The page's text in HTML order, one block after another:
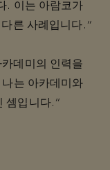
. 이는 아람코가
른 사례입니다.”
데미의 인력을
는 아카데미와
셈입니다.”